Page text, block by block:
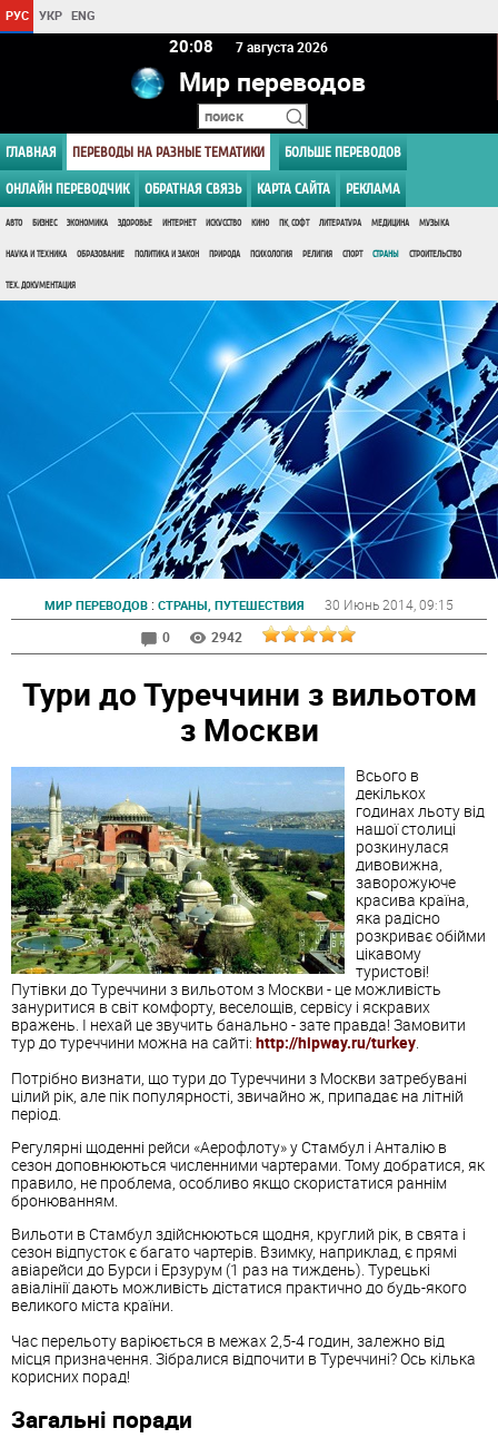
РУС УКР ENG
20:08 7 августа 2026
Мир переводов
ГЛАВНАЯ ПЕРЕВОДЫ НА РАЗНЫЕ ТЕМАТИКИ БОЛЬШЕ ПЕРЕВОДОВ
ОНЛАЙН ПЕРЕВОДЧИК ОБРАТНАЯ СВЯЗЬ КАРТА САЙТА РЕКЛАМА
АВТО БИЗНЕС ЭКОНОМИКА ЗДОРОВЬЕ ИНТЕРНЕТ ИСКУССТВО КИНО ПК, СОФТ ЛИТЕРАТУРА МЕДИЦИНА МУЗЫКА
НАУКА И ТЕХНИКА ОБРАЗОВАНИЕ ПОЛИТИКА И ЗАКОН ПРИРОДА ПСИХОЛОГИЯ РЕЛИГИЯ СПОРТ СТРАНЫ СТРОИТЕЛЬСТВО
ТЕХ. ДОКУМЕНТАЦИЯ
МИР ПЕРЕВОДОВ : СТРАНЫ, ПУТЕШЕСТВИЯ 30 Июнь 2014 , 09:15
0
2942
Тури до Туреччини з вильотом
з Москви
Всього в
декількох
годинах льоту від
нашої столиці
розкинулася
дивовижна,
заворожуюче
красива країна,
яка радісно
розкриває обійми
цікавому
туристові!
Путівки до Туреччини з вильотом з Москви - це можливість
зануритися в світ комфорту, веселощів, сервісу і яскравих
вражень. І нехай це звучить банально - зате правда! Замовити
тур до туреччини можна на сайті: http://hipway.ru/turkey.
Потрібно визнати, що тури до Туреччини з Москви затребувані
цілий рік, але пік популярності, звичайно ж, припадає на літній
період.
Регулярні щоденні рейси «Аерофлоту» у Стамбул і Анталію в
сезон доповнюються численними чартерами. Тому добратися, як
правило, не проблема, особливо якщо скористатися раннім
бронюванням.
Вильоти в Стамбул здійснюються щодня, круглий рік, в свята і
сезон відпусток є багато чартерів. Взимку, наприклад, є прямі
авіарейси до Бурси і Ерзурум (1 раз на тиждень). Турецькі
авіалінії дають можливість дістатися практично до будь-якого
великого міста країни.
Час перельоту варіюється в межах 2,5-4 годин, залежно від
місця призначення. Зібралися відпочити в Туреччині? Ось кілька
корисних порад!
Загальні поради